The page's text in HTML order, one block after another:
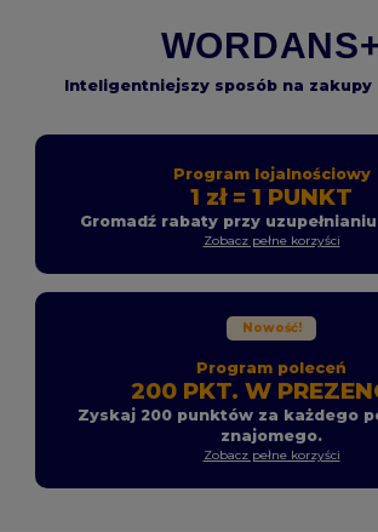
Inteligentniejszy sposób na zakupy
Program lojalnościowy
1 zł = 1 PUNKT
Gromadź rabaty przy
Zobacz pełne korzyści
Nowość!
Program poleceń
200 PKT. W
Zyskaj 200 punktów za każdego
znajomego.
Zobacz pełne korzyści